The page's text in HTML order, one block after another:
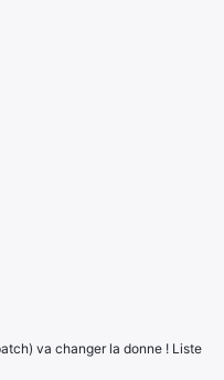
va changer la donne ! Liste